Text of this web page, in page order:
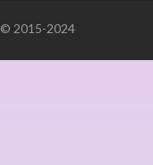
© 2015-2024